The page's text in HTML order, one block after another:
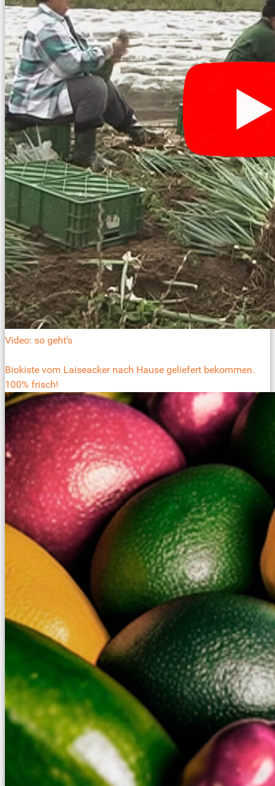
Video: so geht's
Biokiste vom Laiseacker nach Hause geliefert bekommen.
100% frisch!